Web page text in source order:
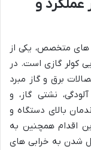
و
متخصص، یکی از
کولر گازی است. در
برق و گاز مبرد
نشتی گاز، و
بالای دستگاه و
اقدام همچنین به
شدن به خرابی های